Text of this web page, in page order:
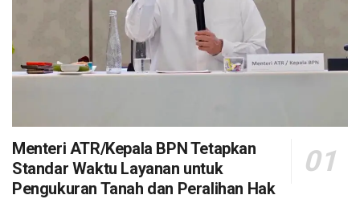
Menteri ATR/Kepala BPN Tetapkan
Standar Waktu Layanan untuk
Pengukuran Tanah dan Peralihan Hak